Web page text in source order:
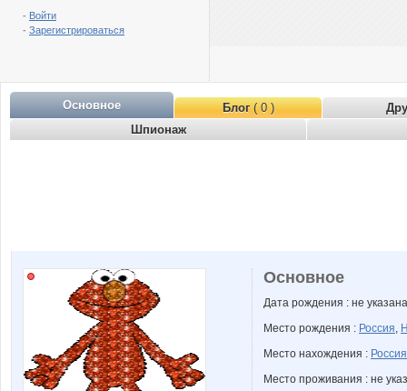
- Войти
- Зарегистрироваться
Основное Блог( 0 )
Шпионаж
Основное
Дата рождения : не указана
Место рождения : Россия,
Место нахождения : Россия
Место проживания : не